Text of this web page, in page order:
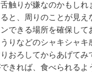
触りが嫌なのかもしれ
と、周りのことが見え
できる場所を確保して
りなどのシャキシャキ
おろしてからあげてみ
きれば、食べられるよ